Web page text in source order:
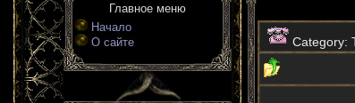
Главное меню
Начало
О сайте
Category: